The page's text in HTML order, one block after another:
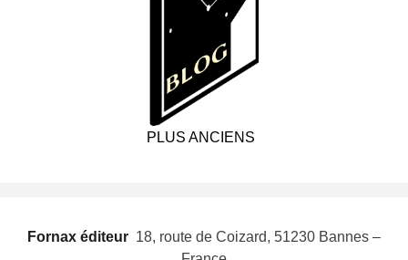
PLUS ANCIENS
Fornax éditeur  18, route de Coizard, 51230 Bannes –